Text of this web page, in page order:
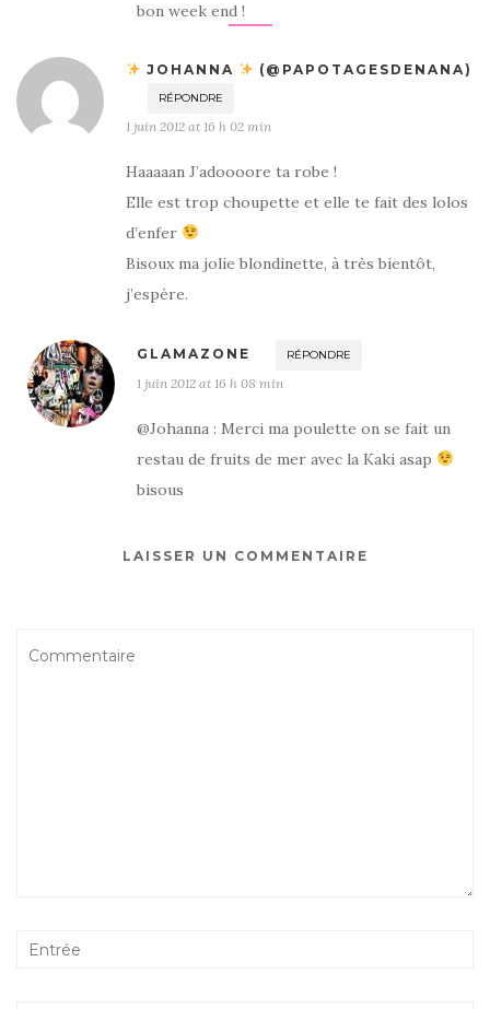
bon week end !
JOHANNA (@PAPOTAGESDENANA)
RÉPONDRE
1 juin 2012 at 16 h 02 min
Haaaaan J’adoooore ta robe !
Elle est trop choupette et elle te fait des lolos
d’enfer
Bisoux ma jolie blondinette, à très bientôt,
j’espère.
GLAMAZONE RÉPONDRE
1 juin 2012 at 16 h 08 min
@Johanna : Merci ma poulette on se fait un
restau de fruits de mer avec la Kaki asap
bisous
LAISSER UN COMMENTAIRE